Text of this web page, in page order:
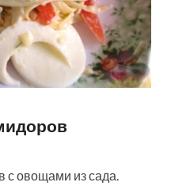
с овощами из сада.